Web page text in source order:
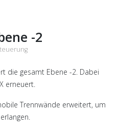
-2
die gesamt Ebene -2. Dabei
erneuert.
Trennwände erweitert, um